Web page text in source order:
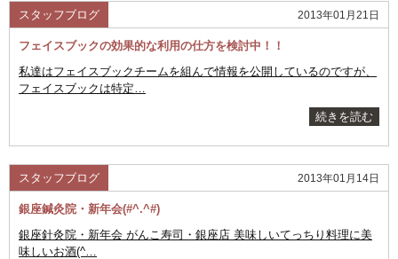
スタッフブログ 2013年01月21日
フェイスブックの効果的な利用の仕方を検討中！！
私達はフェイスブックチームを組んで情報を公開しているのですが、
フェイスブックは特定…
続きを読む
スタッフブログ 2013年01月14日
銀座鍼灸院・新年会(#^.^#)
銀座針灸院・新年会 がんこ寿司・銀座店 美味しいてっちり料理に美
味しいお酒(^…